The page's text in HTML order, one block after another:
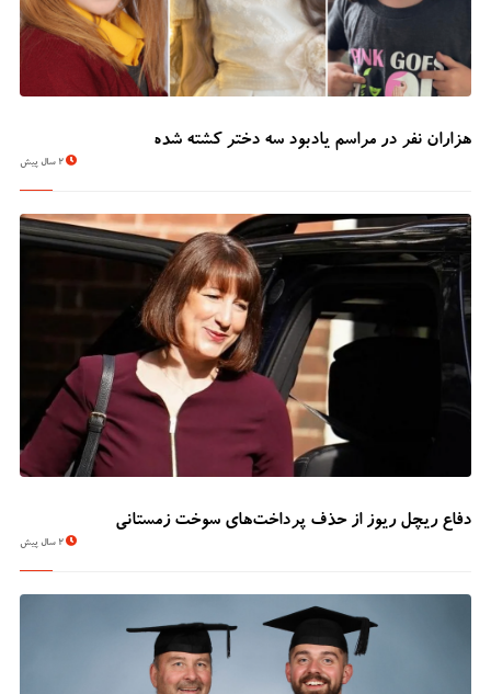
هزاران نفر در مراسم یادبود سه دختر کشته شده
2 سال پیش
دفاع ریچل ریوز از حذف پرداخت‌های سوخت زمستانی
2 سال پیش